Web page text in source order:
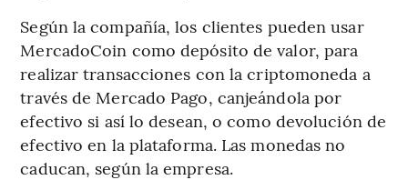
Según la compañía, los clientes pueden usar
MercadoCoin como depósito de valor, para
realizar transacciones con la criptomoneda a
través de Mercado Pago, canjeándola por
efectivo si así lo desean, o como devolución de
efectivo en la plataforma. Las monedas no
caducan, según la empresa.